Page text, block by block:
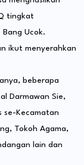
tingkat
Ucok.
ikut menyerahkan
beberapa
Darmawan Sie,
se-Kecamatan
Tokoh Agama,
lain dan